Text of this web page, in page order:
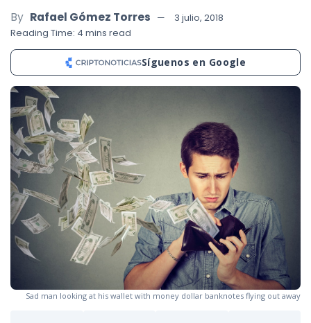
By Rafael Gómez Torres
3 julio, 2018
Reading Time: 4 mins read
Síguenos en Google
Sad man looking at his wallet with money dollar banknotes flying out away